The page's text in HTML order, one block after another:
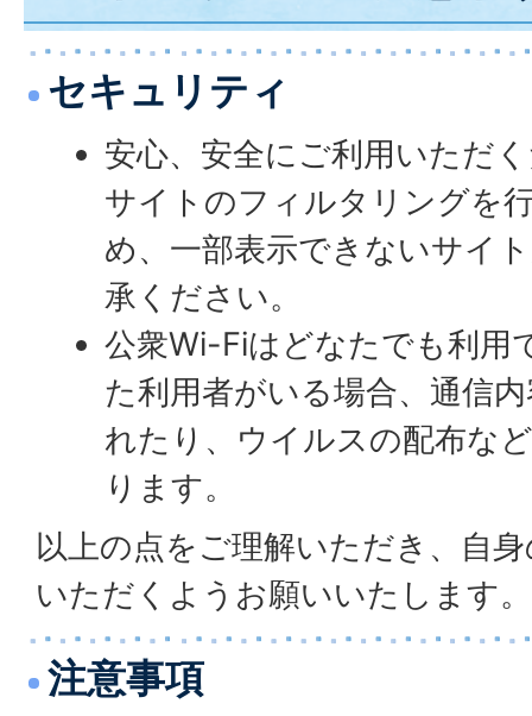
セキュリティ
安心、安全にご利用いただ
サイトのフィルタリングを
め、一部表示できないサイ
承ください。
公衆Wi-Fiはどなたでも利用
た利用者がいる場合、通信
れたり、ウイルスの配布な
ります。
以上の点をご理解いただき、自
いただくようお願いいたします。
注意事項